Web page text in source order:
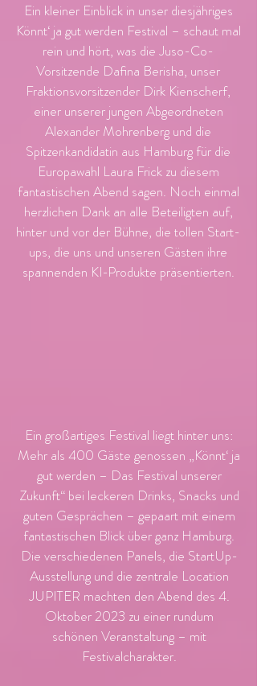
Ein kleiner Einblick in unser diesjähriges
Könnt‘ ja gut werden Festival – schaut mal
rein und hört, was die Juso-Co-
Vorsitzende Dafina Berisha, unser
Fraktionsvorsitzender Dirk Kienscherf,
einer unserer jungen Abgeordneten
Alexander Mohrenberg und die
Spitzenkandidatin aus Hamburg für die
Europawahl Laura Frick zu diesem
fantastischen Abend sagen. Noch einmal
herzlichen Dank an alle Beteiligten auf,
hinter und vor der Bühne, die tollen Start-
ups, die uns und unseren Gästen ihre
spannenden KI-Produkte präsentierten.
Ein großartiges Festival liegt hinter uns:
Mehr als 400 Gäste genossen „Könnt‘ ja
gut werden – Das Festival unserer
Zukunft“ bei leckeren Drinks, Snacks und
guten Gesprächen – gepaart mit einem
fantastischen Blick über ganz Hamburg.
Die verschiedenen Panels, die StartUp-
Ausstellung und die zentrale Location
JUPITER machten den Abend des 4.
Oktober 2023 zu einer rundum
schönen Veranstaltung – mit
Festivalcharakter.